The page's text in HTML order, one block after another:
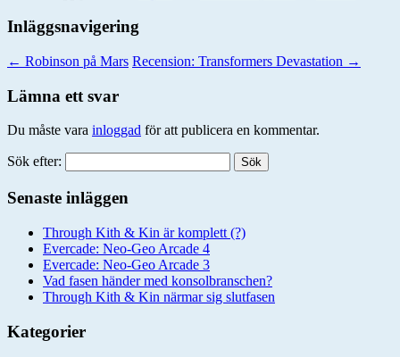
Inläggsnavigering
← Robinson på Mars Recension: Transformers Devastation →
Lämna ett svar
Du måste vara inloggad för att publicera en kommentar.
Sök efter:
Senaste inläggen
Through Kith & Kin är komplett (?)
Evercade: Neo-Geo Arcade 4
Evercade: Neo-Geo Arcade 3
Vad fasen händer med konsolbranschen?
Through Kith & Kin närmar sig slutfasen
Kategorier